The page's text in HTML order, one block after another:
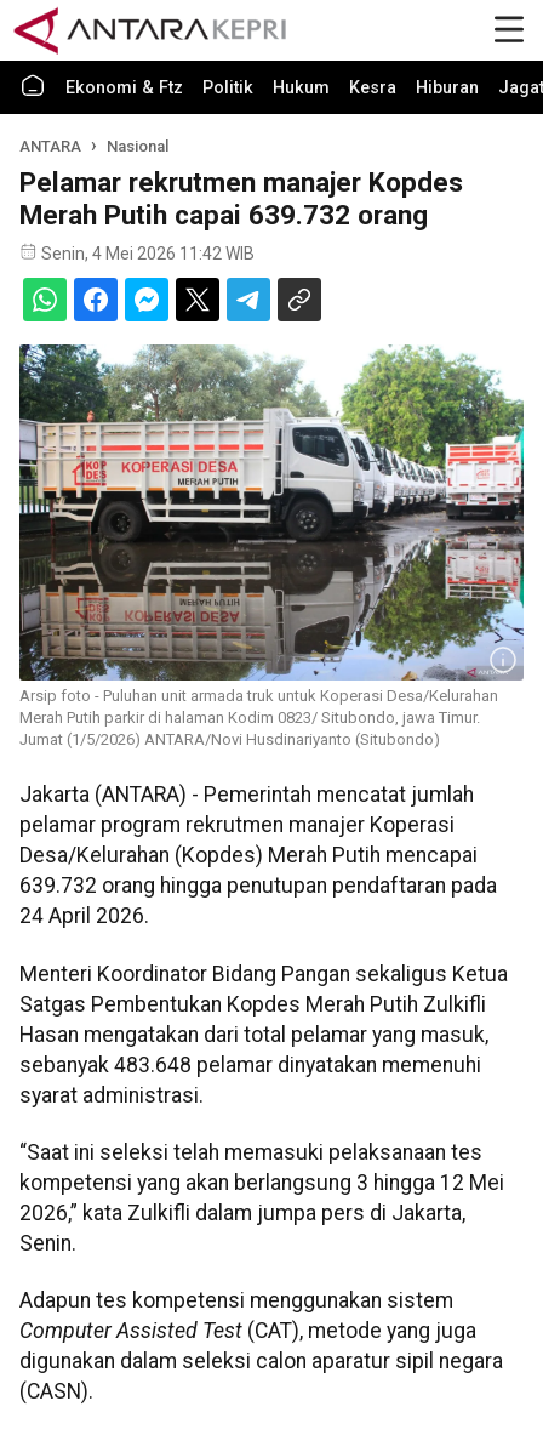
Ekonomi & Ftz Politik Hukum Kesra Hiburan Jagat
ANTARA Nasional
Pelamar rekrutmen manajer Kopdes
Merah Putih capai 639.732 orang
Senin, 4 Mei 2026 11:42 WIB
Arsip foto - Puluhan unit armada truk untuk Koperasi Desa/Kelurahan
Merah Putih parkir di halaman Kodim 0823/ Situbondo, jawa Timur.
Jumat (1/5/2026) ANTARA/Novi Husdinariyanto (Situbondo)
Jakarta (ANTARA) - Pemerintah mencatat jumlah
pelamar program rekrutmen manajer Koperasi
Desa/Kelurahan (Kopdes) Merah Putih mencapai
639.732 orang hingga penutupan pendaftaran pada
24 April 2026.
Menteri Koordinator Bidang Pangan sekaligus Ketua
Satgas Pembentukan Kopdes Merah Putih Zulkifli
Hasan mengatakan dari total pelamar yang masuk,
sebanyak 483.648 pelamar dinyatakan memenuhi
syarat administrasi.
“Saat ini seleksi telah memasuki pelaksanaan tes
kompetensi yang akan berlangsung 3 hingga 12 Mei
2026,” kata Zulkifli dalam jumpa pers di Jakarta,
Senin.
Adapun tes kompetensi menggunakan sistem
Computer Assisted Test (CAT), metode yang juga
digunakan dalam seleksi calon aparatur sipil negara
(CASN).